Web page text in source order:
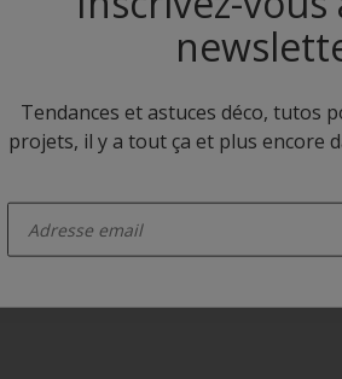
Tendances et astuces déco, tutos
projets, il y a tout ça et plus encore
confidentialité
Légales